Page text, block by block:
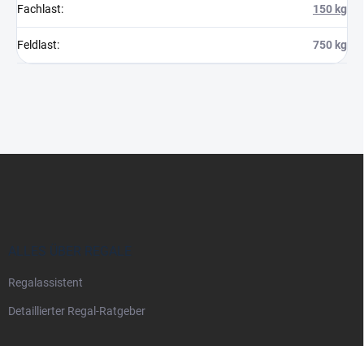
Fachlast: 150 kg
Feldlast: 750 kg
ALLES ÜBER REGALE
Regalassistent
Detaillierter Regal-Ratgeber